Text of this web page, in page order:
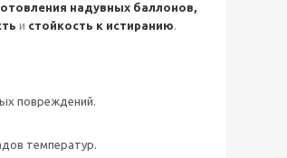
надувных баллонов,
и стойкость к истиранию.
повреждений.
температур.